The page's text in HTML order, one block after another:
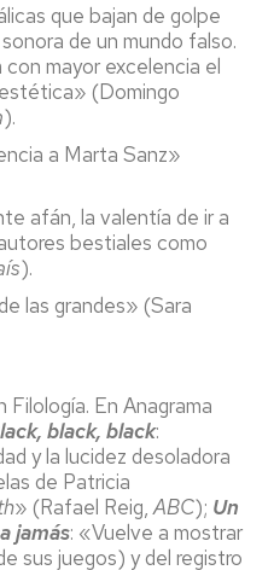
que bajan de golpe
de un mundo falso.
mayor excelencia el
(Domingo
).
a Marta Sanz»
afán, la valentía de ir a
bestiales como
).
las grandes» (Sara
Filología. En Anagrama
black, black:
y la lucidez desoladora
de Patricia
» (Rafael Reig,ABC); Un
jamás: «Vuelve a mostrar
sus juegos) y del registro